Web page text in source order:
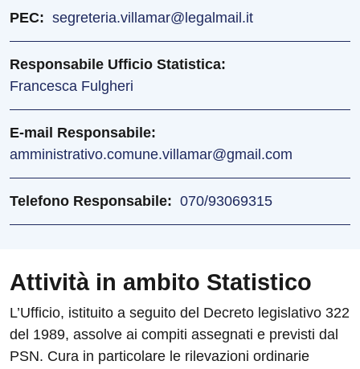
PEC segreteria.villamar@legalmail.it
Responsabile Ufficio Statistica
Francesca Fulgheri
E-mail Responsabile
amministrativo.comune.villamar@gmail.com
Telefono Responsabile 070/93069315
Attività in ambito Statistico
L’Ufficio, istituito a seguito del Decreto legislativo 322
del 1989, assolve ai compiti assegnati e previsti dal
PSN. Cura in particolare le rilevazioni ordinarie